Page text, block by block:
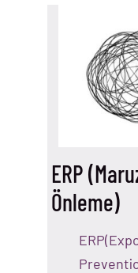
ERP
Önleme)